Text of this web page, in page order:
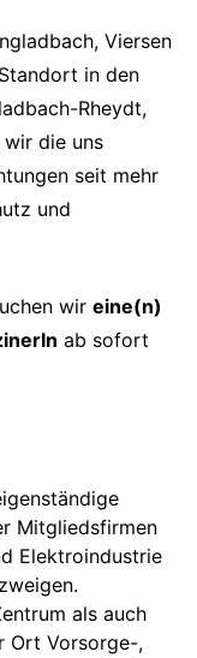
Viersen
in den
Rheydt,
die uns
seit mehr
und
wir eine(n)
ab sofort
Mitgliedsfirmen
Elektroindustrie
als auch
Ort Vorsorge-,